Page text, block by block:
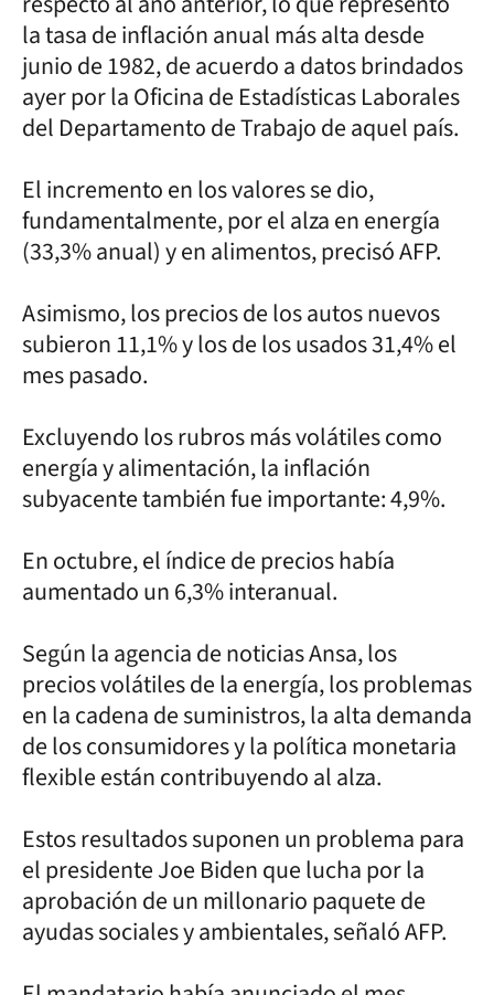
la tasa de inflación anual más alta desde
junio de 1982, de acuerdo a datos brindados
ayer por la Oficina de Estadísticas Laborales
del Departamento de Trabajo de aquel país.
El incremento en los valores se dio,
fundamentalmente, por el alza en energía
(33,3% anual) y en alimentos, precisó AFP.
Asimismo, los precios de los autos nuevos
subieron 11,1% y los de los usados 31,4% el
mes pasado.
Excluyendo los rubros más volátiles como
energía y alimentación, la inflación
subyacente también fue importante: 4,9%.
En octubre, el índice de precios había
aumentado un 6,3% interanual.
Según la agencia de noticias Ansa, los
precios volátiles de la energía, los problemas
en la cadena de suministros, la alta demanda
de los consumidores y la política monetaria
flexible están contribuyendo al alza.
Estos resultados suponen un problema para
el presidente Joe Biden que lucha por la
aprobación de un millonario paquete de
ayudas sociales y ambientales, señaló AFP.